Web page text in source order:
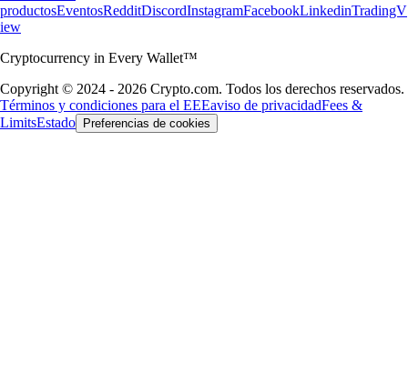
productosEventosRedditDiscordInstagramFacebookLinkedinTradingV
iew
Cryptocurrency in Every Wallet™
Copyright © 2024 - 2026 Crypto.com. Todos los derechos reservados.
Términos y condiciones para el EEEaviso de privacidadFees &
LimitsEstado Preferencias de cookies